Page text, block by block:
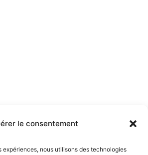
le consentement
expériences, nous utilisons des technologies